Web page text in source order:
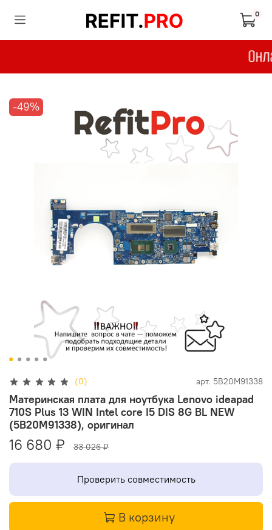
0
-49%
(0) арт. 5B20M91338
Материнская плата для ноутбука Lenovo ideapad
710S Plus 13 WIN Intel core I5 DIS 8G BL NEW
(5B20M91338), оригинал
16 680 ₽ 33 026 ₽
Проверить совместимость
В корзину